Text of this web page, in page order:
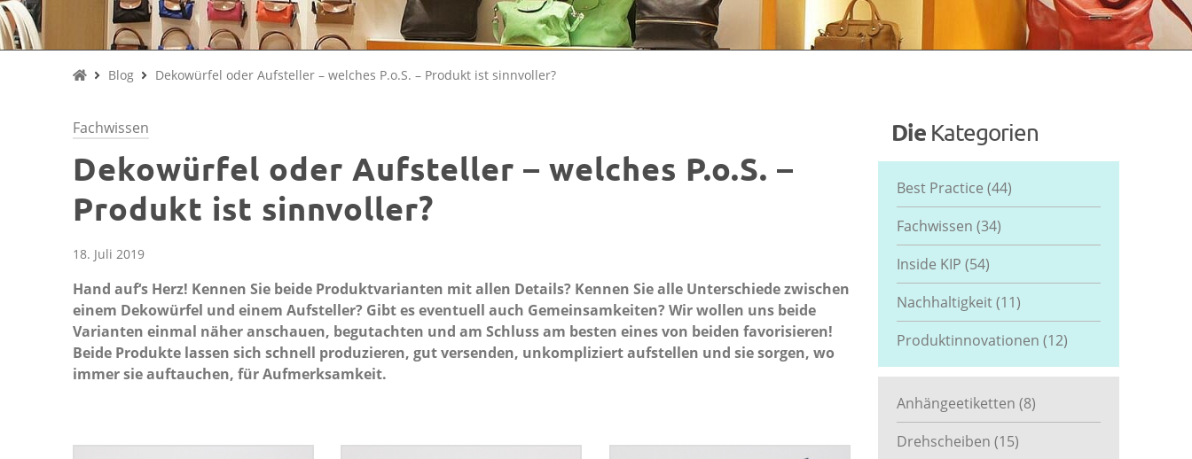
Blog Dekowürfel oder Aufsteller – welches P.o.S. – Produkt ist sinnvoller?
Fachwissen
Dekowürfel oder Aufsteller – welches P.o.S. –
Produkt ist sinnvoller?
18. Juli 2019
Hand auf‘s Herz! Kennen Sie beide Produktvarianten mit allen Details? Kennen Sie alle Unterschiede zwischen
einem Dekowürfel und einem Aufsteller? Gibt es eventuell auch Gemeinsamkeiten? Wir wollen uns beide
Varianten einmal näher anschauen, begutachten und am Schluss am besten eines von beiden favorisieren!
Beide Produkte lassen sich schnell produzieren, gut versenden, unkompliziert aufstellen und sie sorgen, wo
immer sie auftauchen, für Aufmerksamkeit.
Die Kategorien
Best Practice (44)
Fachwissen (34)
Inside KIP (54)
Nachhaltigkeit(11)
Produktinnovationen (12)
Anhängeetiketten (8)
Drehscheiben (15)